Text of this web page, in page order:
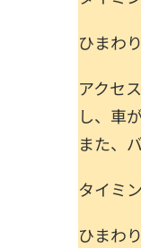
ひま
アクセ
し、車
また、
タイミ
ひまわ